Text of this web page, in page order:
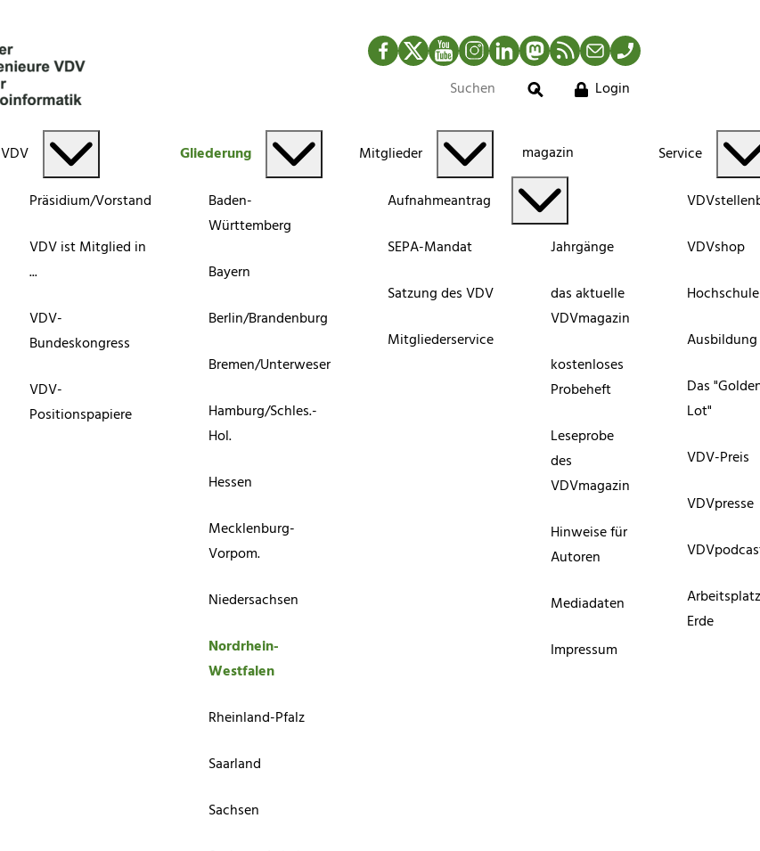
Facebook
TwitterYouTubeInstagram
LinkedInMastodonRSS-Newsfeed
MailTelefon
Suche
Login
VDV
Präsidium/Vorstand
VDV ist Mitglied in
...
VDV-
Bundeskongress
VDV-
Positionspapiere
Gliederung
Baden-
Württemberg
Bayern
Berlin/Brandenburg
Bremen/Unterweser
Hamburg/Schles.-
Hol.
Hessen
Mecklenburg-
Vorpom.
Niedersachsen
Nordrhein-
Westfalen
Rheinland-Pfalz
Saarland
Sachsen
Mitglieder
Aufnahmeantrag
SEPA-Mandat
Satzung des VDV
Mitgliederservice
magazin
Jahrgänge
das aktuelle
VDVmagazin
kostenloses
Probeheft
Leseprobe
des
VDVmagazin
Hinweise für
Autoren
Mediadaten
Impressum
Service
VDVshop
Ausbildung
Das
Lot"
VDV-Preis
VDVpresse
Erde